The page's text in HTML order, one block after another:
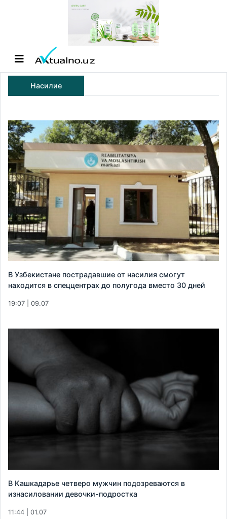
Насилие
В Узбекистане пострадавшие от насилия смогут
находится в спеццентрах до полугода вместо 30 дней
19:07 | 09.07
В Кашкадарье четверо мужчин подозреваются в
изнасиловании девочки-подростка
11:44 | 01.07